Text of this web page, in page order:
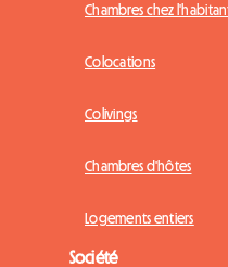
Chambres chez
Colocations
Colivings
Chambres d'hôtes
Logements entiers
Société